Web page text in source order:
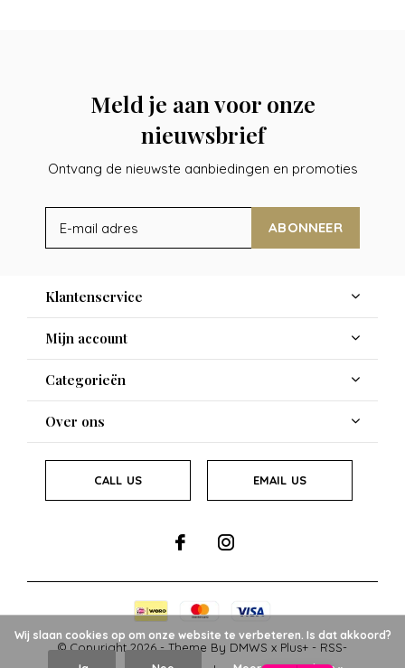
Meld je aan voor onze
nieuwsbrief
Ontvang de nieuwste aanbiedingen en promoties
ABONNEER
Klantenservice
Mijn account
Categorieën
Over ons
CALL US EMAIL US
© Copyright2026- Theme By DMWS x Plus+ - RSS-
Wij slaan cookies op om onze website te verbeteren. Is dat akkoord?